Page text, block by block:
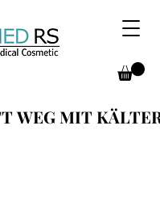
WEG MIT KÄLTER
WEG MIT KÄLTER